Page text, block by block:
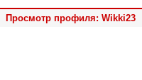
Просмотр профиля: Wikki23